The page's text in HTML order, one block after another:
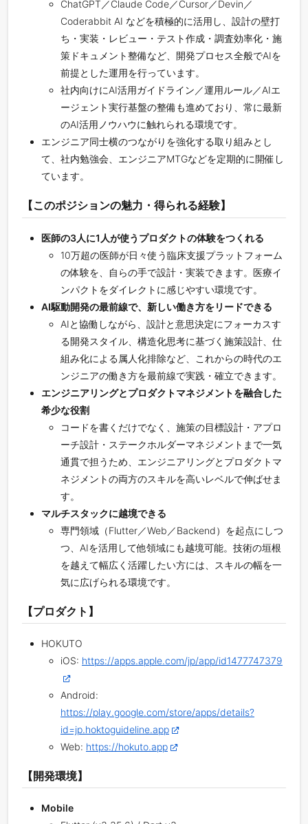
ChatGPT／Claude Code／Cursor／Devin／
Coderabbit AI などを積極的に活用し、設計の壁打
ち・実装・レビュー・テスト作成・調査効率化・施
策ドキュメント整備など、開発プロセス全般でAIを
前提とした運用を行っています。
社内向けにAI活用ガイドライン／運用ルール／AIエ
ージェント実行基盤の整備も進めており、常に最新
のAI活用ノウハウに触れられる環境です。
エンジニア同士横のつながりを強化する取り組みとし
て、社内勉強会、エンジニアMTGなどを定期的に開催し
ています。
【このポジションの魅力・得られる経験】
医師の3人に1人が使うプロダクトの体験をつくれる
10万超の医師が日々使う臨床支援プラットフォーム
の体験を、自らの手で設計・実装できます。医療イ
ンパクトをダイレクトに感じやすい環境です。
AI駆動開発の最前線で、新しい働き方をリードできる
AIと協働しながら、設計と意思決定にフォーカスす
る開発スタイル、構造化思考に基づく施策設計、仕
組み化による属人化排除など、これからの時代のエ
ンジニアの働き方を最前線で実践・確立できます。
エンジニアリングとプロダクトマネジメントを融合した
希少な役割
コードを書くだけでなく、施策の目標設計・アプロ
ーチ設計・ステークホルダーマネジメントまで一気
通貫で担うため、エンジニアリングとプロダクトマ
ネジメントの両方のスキルを高いレベルで伸ばせま
す。
マルチスタックに越境できる
専門領域（Flutter／Web／Backend）を起点にしつ
つ、AIを活用して他領域にも越境可能。技術の垣根
を越えて幅広く活躍したい方には、スキルの幅を一
気に広げられる環境です。
【プロダクト】
HOKUTO
iOS: https://apps.apple.com/jp/app/id1477747379
Android:
https://play.google.com/store/apps/details?
id=jp.hoktoguideline.app
Web: https://hokuto.app
【開発環境】
Mobile